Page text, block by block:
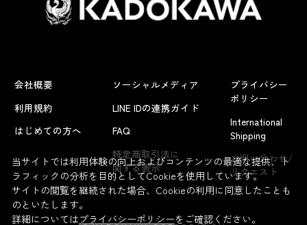
よくあるお問い合わせ
会社概要
利用規約
はじめての方へ
ソーシャルメディア
LINE IDの連携ガイド
FAQ
特定商取引法に
関する表示
プライバシー
ポリシー
International
Shipping
お問い合わせ/
リクエスト
当サイトでは利用体験の向上およびコンテンツの最適な提供、ト
ラフィックの分析を目的としてCookieを使用しています。
サイトの閲覧を継続された場合、Cookieの利用に同意したことも
のといたします。
詳細についてはプライバシーポリシーをご確認ください。